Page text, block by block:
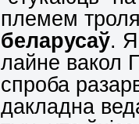
племем
беларусаў.
лайне вакол
спроба
дакладна